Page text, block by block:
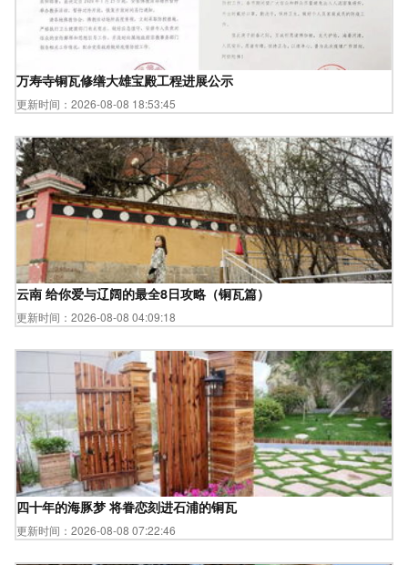
万寿寺铜瓦修缮大雄宝殿工程进展公示
更新时间：2026-08-08 18:53:45
云南 给你爱与辽阔的最全8日攻略（铜瓦篇）
更新时间：2026-08-08 04:09:18
四十年的海豚梦 将眷恋刻进石浦的铜瓦
更新时间：2026-08-08 07:22:46